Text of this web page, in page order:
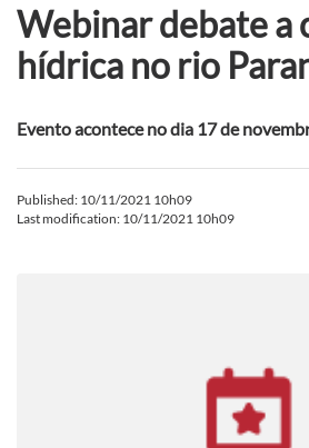
Webinar debate a
hídrica no rio
Evento acontece no dia 17 de
Published: 10/11/2021 10h09
Last modification: 10/11/2021 10h09